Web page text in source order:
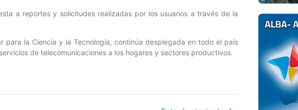
a reportes y solicitudes realizadas por los usuarios a través de la
para la Ciencia y la Tecnología, continúa desplegada en todo el país
de telecomunicaciones a los hogares y sectores productivos.